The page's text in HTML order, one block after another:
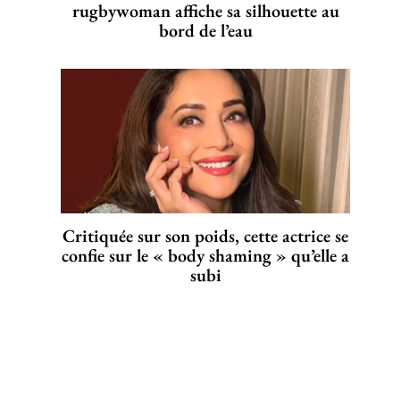
rugbywoman affiche sa silhouette au
bord de l’eau
Critiquée sur son poids, cette actrice se
confie sur le « body shaming » qu’elle a
subi